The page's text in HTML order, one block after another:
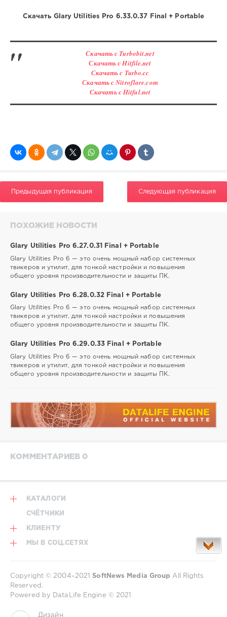
Скачать Glary Utilities Pro 6.33.0.37 Final + Portable
Скачать с Turbobit.net
Скачать с Hitfile.net
Скачать с Turbo.cc
Скачать с Nitroflare.com
Скачать с Hitfal.net
Предыдущая публикация Следующая публикация
ПОХОЖИЕ НОВОСТИ
Glary Utilities Pro 6.27.0.31 Final + Portable
Glary Utilities Pro 6 — это очень мощный набор системных
твикеров и утилит, для тонкой настройки и повышения
общего уровня производительности и защиты ПК.
Glary Utilities Pro 6.28.0.32 Final + Portable
Glary Utilities Pro 6 — это очень мощный набор системных
твикеров и утилит, для тонкой настройки и повышения
общего уровня производительности и защиты ПК.
Glary Utilities Pro 6.29.0.33 Final + Portable
Glary Utilities Pro 6 — это очень мощный набор системных
твикеров и утилит, для тонкой настройки и повышения
общего уровня производительности и защиты ПК.
КОММЕНТАРИЕВ 0
КАТАЛОГИ
СЧЁТЧИКИ
КЛИЕНТУ
МЫ В СОЦ.СЕТЯХ
Copyright © 2004–2021SoftNews Media Group All Rights
Reserved.
Powered by DataLife Engine © 2021
Дизайн